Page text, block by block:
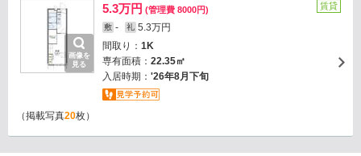
画像を
見る
5.3万円 (管理費 8000円)
敷 - 礼 5.3万円
間取り： 1K
専有面積： 22.35㎡
入居時期： '26年8月下旬
賃貸
（掲載写真20枚）